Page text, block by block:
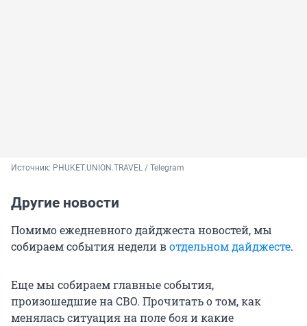
Источник: PHUKET.UNION.TRAVEL / Telegram
Другие новости
Помимо ежедневного дайджеста новостей, мы
собираем события недели вотдельном дайджесте.
Еще мы собираем главные события,
произошедшие на СВО. Прочитать о том, как
менялась ситуация на поле боя и какие